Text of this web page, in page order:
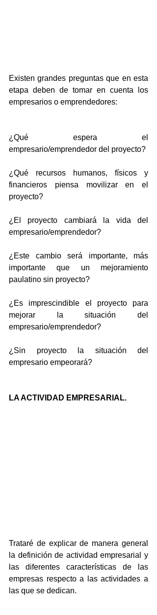
Existen grandes preguntas que en esta
etapa deben de tomar en cuenta los
empresarios o emprendedores:
¿Qué espera el
empresario/emprendedor del proyecto?
¿Qué recursos humanos, físicos y
financieros piensa movilizar en el
proyecto?
¿El proyecto cambiará la vida del
empresario/emprendedor?
¿Este cambio será importante, más
importante que un mejoramiento
paulatino sin proyecto?
¿Es imprescindible el proyecto para
mejorar la situación del
empresario/emprendedor?
¿Sin proyecto la situación del
empresario empeorará?
LA ACTIVIDAD EMPRESARIAL.
Trataré de explicar de manera general
la definición de actividad empresarial y
las diferentes características de las
empresas respecto a las actividades a
las que se dedican.